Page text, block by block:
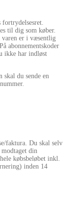
til dig som køber.
varen er i væsentlig
abonnementskoder
ikke har indløst
du sende en
faktura. Du skal selv
din
købsbeløbet inkl.
inden 14